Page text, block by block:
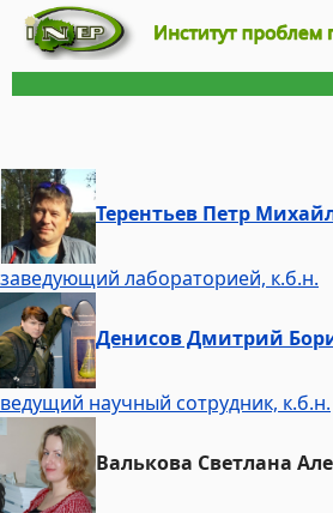
Терентьев Петр
заведующий лабораторией, к.б.н.
Денисов Дмитрий
ведущий научный сотрудник, к.б.н.
Валькова Светлана